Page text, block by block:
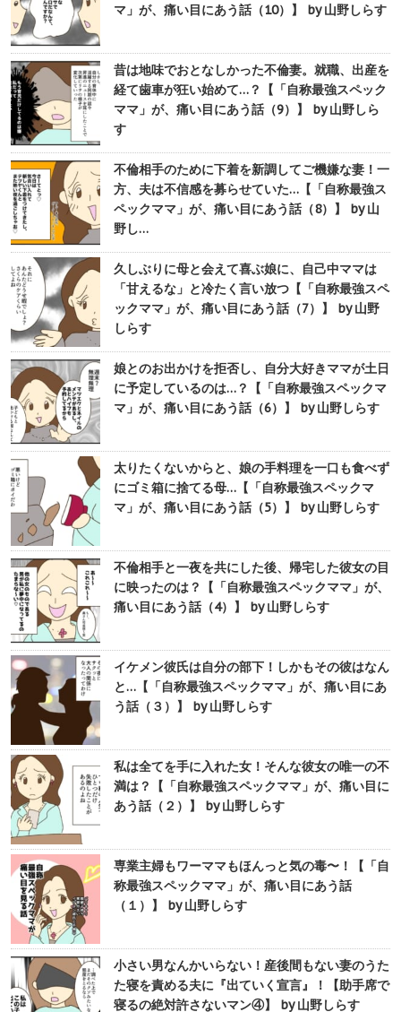
マ」が、痛い目にあう話（10）】 by 山野しらす
昔は地味でおとなしかった不倫妻。就職、出産を
経て歯車が狂い始めて…？【「自称最強スペック
ママ」が、痛い目にあう話（9）】 by 山野しら
す
不倫相手のために下着を新調してご機嫌な妻！一
方、夫は不信感を募らせていた…【「自称最強ス
ペックママ」が、痛い目にあう話（8）】 by 山
野し…
久しぶりに母と会えて喜ぶ娘に、自己中ママは
「甘えるな」と冷たく言い放つ【「自称最強スペ
ックママ」が、痛い目にあう話（7）】 by 山野
しらす
娘とのお出かけを拒否し、自分大好きママが土日
に予定しているのは…？【「自称最強スペックマ
マ」が、痛い目にあう話（6）】 by 山野しらす
太りたくないからと、娘の手料理を一口も食べず
にゴミ箱に捨てる母…【「自称最強スペックマ
マ」が、痛い目にあう話（5）】 by 山野しらす
不倫相手と一夜を共にした後、帰宅した彼女の目
に映ったのは？【「自称最強スペックママ」が、
痛い目にあう話（4）】 by 山野しらす
イケメン彼氏は自分の部下！しかもその彼はなん
と…【「自称最強スペックママ」が、痛い目にあ
う話（３）】 by 山野しらす
私は全てを手に入れた女！そんな彼女の唯一の不
満は？【「自称最強スペックママ」が、痛い目に
あう話（２）】 by 山野しらす
専業主婦もワーママもほんっと気の毒〜！【「自
称最強スペックママ」が、痛い目にあう話
（１）】 by 山野しらす
小さい男なんかいらない！産後間もない妻のうた
た寝を責める夫に『出ていく宣言』！【助手席で
寝るの絶対許さないマン④】 by 山野しらす